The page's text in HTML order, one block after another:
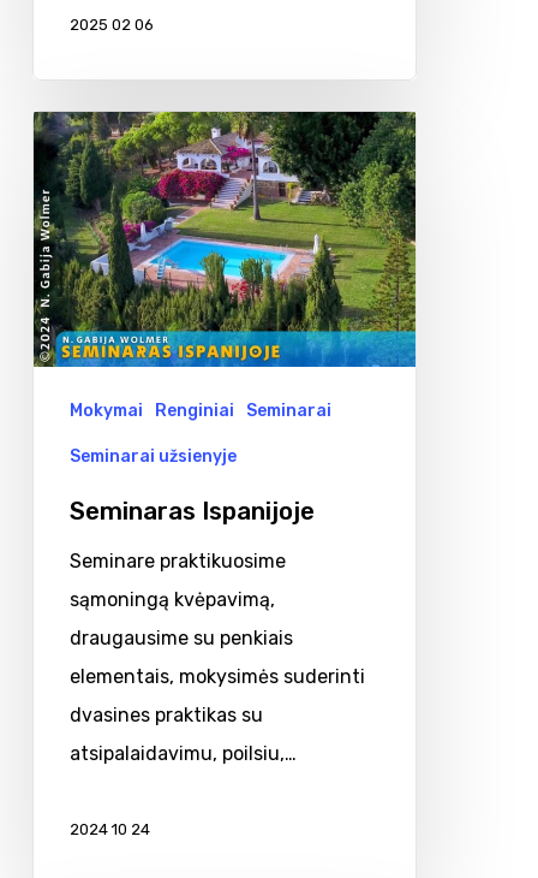
2025 02 06
Seminaras
Ispanijoje
Mokymai Renginiai Seminarai
Seminarai užsienyje
Seminaras Ispanijoje
Seminare praktikuosime
sąmoningą kvėpavimą,
draugausime su penkiais
elementais, mokysimės suderinti
dvasines praktikas su
atsipalaidavimu, poilsiu,…
2024 10 24